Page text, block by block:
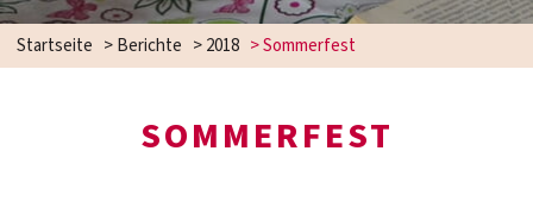
Startseite >Berichte >2018 >Sommerfest
SOMMERFEST